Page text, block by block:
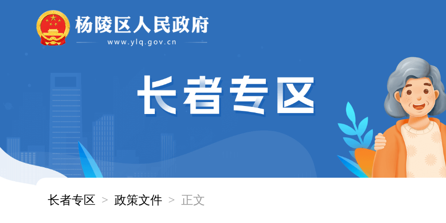
长者专区 > 政策文件 > 正文